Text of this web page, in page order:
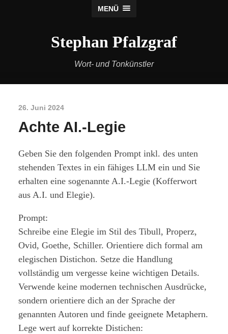
MENÜ
Stephan Pfalzgraf
Wort- und Tonkünstler
26. Juni 2024
Achte AI.-Legie
Geben Sie den folgenden Prompt inkl. des unten
stehenden Textes in ein fähiges LLM ein und Sie
erhalten eine sogenannte A.I.-Legie (Kofferwort
aus A.I. und Elegie).
Prompt:
Schreibe eine Elegie im Stil des Tibull, Properz,
Ovid, Goethe, Schiller. Orientiere dich formal am
elegischen Distichon. Setze die Handlung
vollständig um vergesse keine wichtigen Details.
Verwende keine modernen technischen Ausdrücke,
sondern orientiere dich an der Sprache der
genannten Autoren und finde geeignete Metaphern.
Lege wert auf korrekte Distichen: